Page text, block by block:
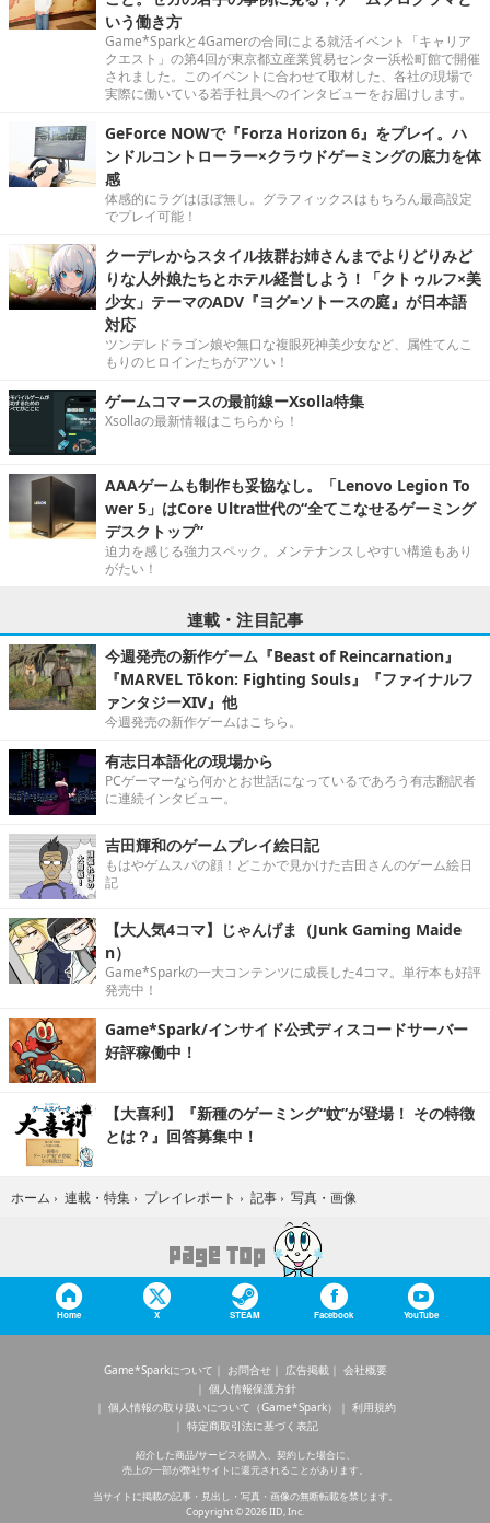
いう働き方
Game*Sparkと4Gamerの合同による就活イベント「キャリア
クエスト」の第4回が東京都立産業貿易センター浜松町館で開催
されました。このイベントに合わせて取材した、各社の現場で
実際に働いている若手社員へのインタビューをお届けします。
GeForce NOWで『Forza Horizon 6』をプレイ。ハ
ンドルコントローラー×クラウドゲーミングの底力を体
感
体感的にラグはほぼ無し。グラフィックスはもちろん最高設定
でプレイ可能！
クーデレからスタイル抜群お姉さんまでよりどりみど
りな人外娘たちとホテル経営しよう！「クトゥルフ×美
少女」テーマのADV『ヨグ=ソトースの庭』が日本語
対応
ツンデレドラゴン娘や無口な複眼死神美少女など、属性てんこ
もりのヒロインたちがアツい！
ゲームコマースの最前線ーXsolla特集
Xsollaの最新情報はこちらから！
AAAゲームも制作も妥協なし。「Lenovo Legion To
wer 5」はCore Ultra世代の“全てこなせるゲーミング
デスクトップ”
迫力を感じる強力スペック。メンテナンスしやすい構造もあり
がたい！
連載・注目記事
今週発売の新作ゲーム『Beast of Reincarnation』
『MARVEL Tōkon: Fighting Souls』『ファイナルフ
ァンタジーXIV』他
今週発売の新作ゲームはこちら。
有志日本語化の現場から
PCゲーマーなら何かとお世話になっているであろう有志翻訳者
に連続インタビュー。
吉田輝和のゲームプレイ絵日記
もはやゲムスパの顔！どこかで見かけた吉田さんのゲーム絵日
記
【大人気4コマ】じゃんげま（Junk Gaming Maide
n）
Game*Sparkの一大コンテンツに成長した4コマ。単行本も好評
発売中！
Game*Spark/インサイド公式ディスコードサーバー
好評稼働中！
【大喜利】『新種のゲーミング“蚊”が登場！ その特徴
とは？』回答募集中！
ホーム › 連載・特集 › プレイレポート › 記事 › 写真・画像
Home X STEAM Facebook YouTube
Game*Sparkについて お問合せ 広告掲載
会社概要
個人情報保護方針
個人情報の取り扱いについて（Game*Spark）
利用規約
特定商取引法に基づく表記
紹介した商品/サービスを購入、契約した場合に、
売上の一部が弊社サイトに還元されることがあります。
当サイトに掲載の記事・見出し・写真・画像の無断転載を禁じます。
Copyright © 2026 IID, Inc.